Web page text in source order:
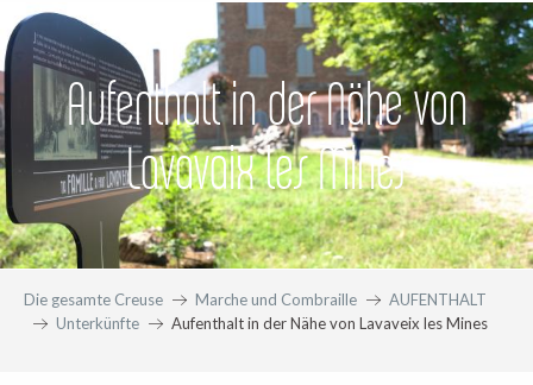
Aufenthalt in der Nähe von
Lavavaix les Mines
Die gesamte Creuse Marche und Combraille
AUFENTHALT
Unterkünfte
Aufenthalt in der Nähe von Lavaveix les Mines